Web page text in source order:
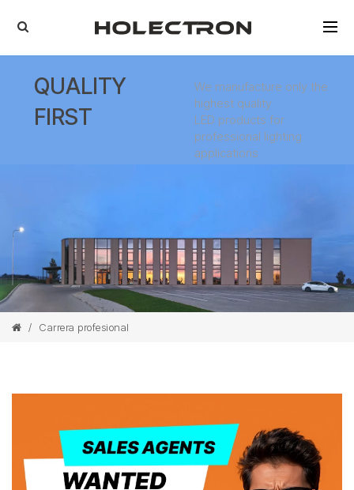
QUALITY
FIRST
We manufacture only the
highest quality
LED products for
professional lighting
applications
/ Carrera profesional